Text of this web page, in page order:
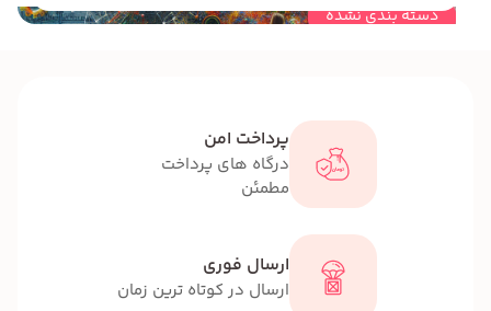
دسته بندی نشده
پرداخت امن
درگاه های پرداخت
مطمئن
ارسال فوری
ارسال در کوتاه ترین زمان